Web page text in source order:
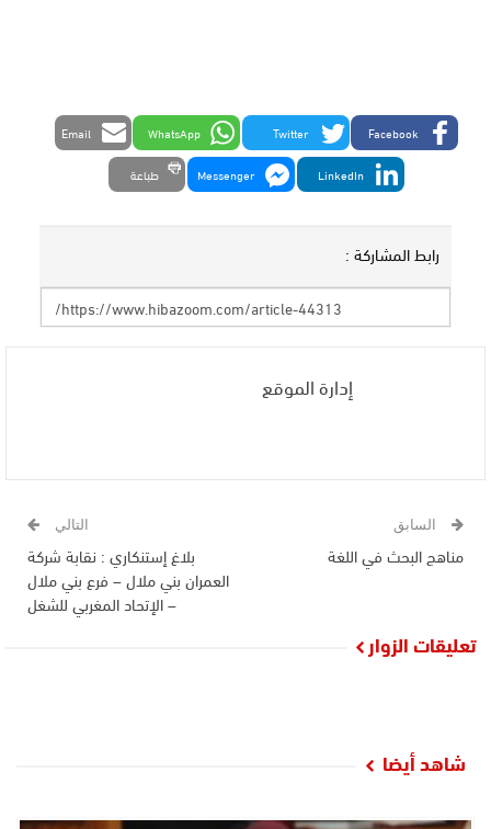
Facebook
Twitter
WhatsApp
Email
LinkedIn
Messenger طباعة
رابط المشاركة :
إدارة الموقع
السابق
مناهج البحث في اللغة
التالي
بلاغ إستنكاري : نقابة شركة
العمران بني ملال – فرع بني ملال
– الإتحاد المغربي للشغل
تعليقات الزوار
شاهد أيضا